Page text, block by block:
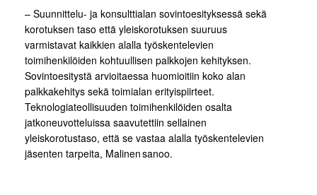
– Suunnittelu- ja konsulttialan sovintoesityksessä sekä
korotuksen taso että yleiskorotuksen suuruus
varmistavat kaikkien alalla työskentelevien
toimihenkilöiden kohtuullisen palkkojen kehityksen.
Sovintoesitystä arvioitaessa huomioitiin koko alan
palkkakehitys sekä toimialan erityispiirteet.
Teknologiateollisuuden toimihenkilöiden osalta
jatkoneuvotteluissa saavutettiin sellainen
yleiskorotustaso, että se vastaa alalla työskentelevien
jäsenten tarpeita, Malinen sanoo.